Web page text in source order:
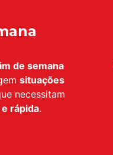
de semana
situações
necessitam
rápida.